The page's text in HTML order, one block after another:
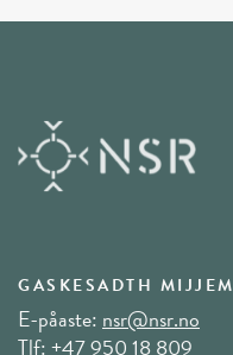
GASKESADTH MIJJEM
E-påaste: nsr@nsr.no
Tlf:+47 950 18 809